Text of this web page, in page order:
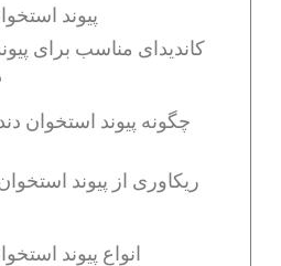
پیوند
کاندیدای مناسب برای
چگونه پیوند استخوان
ریکاوری از پیوند
انواع پیوند